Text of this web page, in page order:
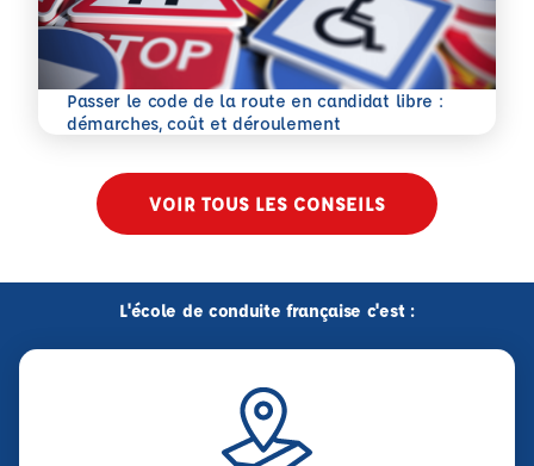
Passer le code de la route en candidat libre :
démarches, coût et déroulement
En savoir plus
VOIR TOUS LES CONSEILS
L'école de conduite française c'est :